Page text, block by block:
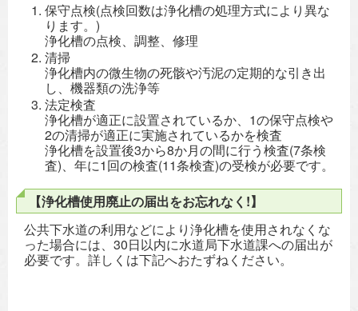
保守点検(点検回数は浄化槽の処理方式により異な
ります。)
浄化槽の点検、調整、修理
清掃
浄化槽内の微生物の死骸や汚泥の定期的な引き出
し、機器類の洗浄等
法定検査
浄化槽が適正に設置されているか、1の保守点検や
2の清掃が適正に実施されているかを検査
浄化槽を設置後3から8か月の間に行う検査(7条検
査)、年に1回の検査(11条検査)の受検が必要です。
【浄化槽使用廃止の届出をお忘れなく!】
公共下水道の利用などにより浄化槽を使用されなくな
った場合には、30日以内に水道局下水道課への届出が
必要です。詳しくは下記へおたずねください。